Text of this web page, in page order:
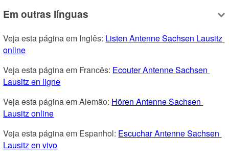
Em outras línguas
Veja esta página em Inglês: Listen Antenne Sachsen Lausitz
online
Veja esta página em Francês: Ecouter Antenne Sachsen
Lausitz en ligne
Veja esta página em Alemão: Hören Antenne Sachsen
Lausitz online
Veja esta página em Espanhol: Escuchar Antenne Sachsen
Lausitz en vivo